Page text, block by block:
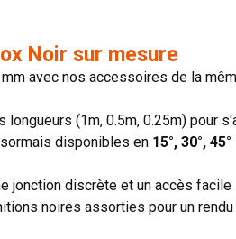
Noir sur mesure
avec nos accessoires de la
longueurs (1m, 0.5m, 0.25m) pour
disponibles en 15°, 30°,
jonction discrète et un accès
noires assorties pour un